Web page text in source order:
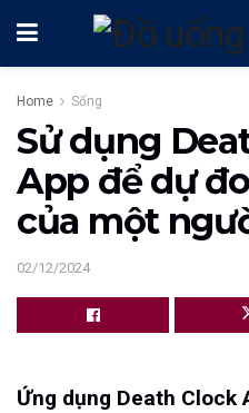
Home Sống
Sử dụng
App để dự
của một
02/12/2024
Ứng dụng Death Clock